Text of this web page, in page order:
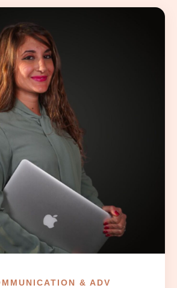
& ADV